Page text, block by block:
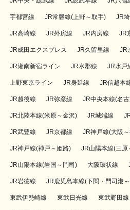
宇都宮線 JR常磐線(上野～取手) JR
JR高崎線 JR外房線 JR内房線 JR
JR成田エクスプレス JR久留里線 JR
JR湘南新宿ライン JR水郡線 JR水戸
上野東京ライン JR身延線 JR信越本
JR越後線 JR弥彦線 JR中央本線(名
JR北陸本線(米原～金沢) JR城端線
JR武豊線 JR京都線 JR神戸線(大阪
JR神戸線(神戸～姫路) JR山陽本線(三原
JR山陽本線(岩国～門司) 大阪環状線
JR岩徳線 JR鹿児島本線(下関・門司港
東武伊勢崎線 東武日光線 東武野田線